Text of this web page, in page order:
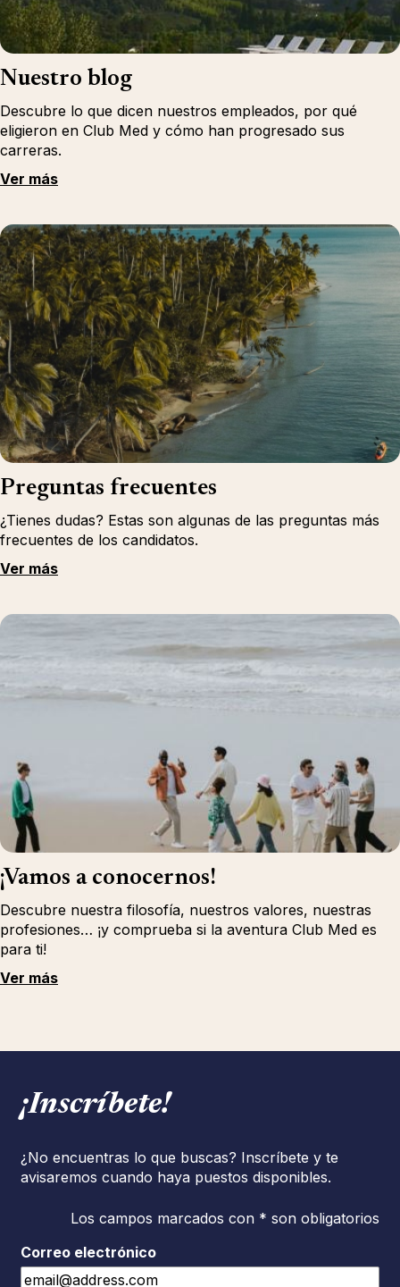
Nuestro blog
Descubre lo que dicen nuestros empleados, por qué
eligieron en Club Med y cómo han progresado sus
carreras.
Ver más
Preguntas frecuentes
¿Tienes dudas? Estas son algunas de las preguntas más
frecuentes de los candidatos.
Ver más
¡Vamos a conocernos!
Descubre nuestra filosofía, nuestros valores, nuestras
profesiones… ¡y comprueba si la aventura Club Med es
para ti!
Ver más
¡Inscríbete!
¿No encuentras lo que buscas? Inscríbete y te
avisaremos cuando haya puestos disponibles.
Los campos marcados con * son obligatorios
Correo electrónico